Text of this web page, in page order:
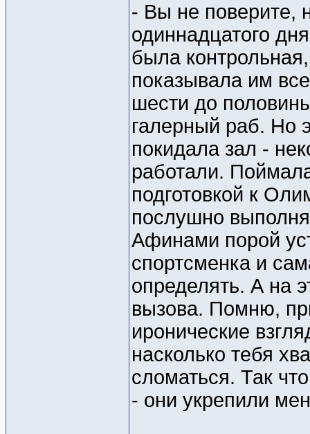
- Вы не поверите,
одиннадцатого
была
показывала им
шести до
галерный раб. Но
покидала зал -
работали.
подготовкой к
послушно
Афинами порой
спортсменка и
определять. А на
вызова. Помню,
иронические
насколько тебя
сломаться. Так
- они укрепили